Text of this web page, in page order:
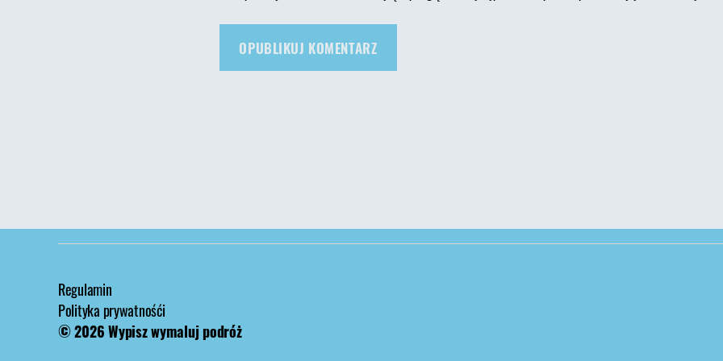
Regulamin
Polityka prywatnośći
© 2026Wypisz wymaluj podróż